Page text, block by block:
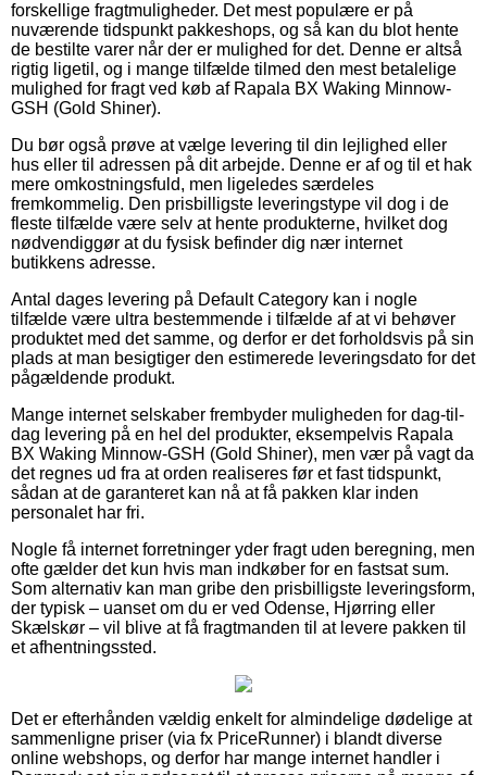
forskellige fragtmuligheder. Det mest populære er på
nuværende tidspunkt pakkeshops, og så kan du blot hente
de bestilte varer når der er mulighed for det. Denne er altså
rigtig ligetil, og i mange tilfælde tilmed den mest betalelige
mulighed for fragt ved køb af Rapala BX Waking Minnow-
GSH (Gold Shiner).
Du bør også prøve at vælge levering til din lejlighed eller
hus eller til adressen på dit arbejde. Denne er af og til et hak
mere omkostningsfuld, men ligeledes særdeles
fremkommelig. Den prisbilligste leveringstype vil dog i de
fleste tilfælde være selv at hente produkterne, hvilket dog
nødvendiggør at du fysisk befinder dig nær internet
butikkens adresse.
Antal dages levering på Default Category kan i nogle
tilfælde være ultra bestemmende i tilfælde af at vi behøver
produktet med det samme, og derfor er det forholdsvis på sin
plads at man besigtiger den estimerede leveringsdato for det
pågældende produkt.
Mange internet selskaber frembyder muligheden for dag-til-
dag levering på en hel del produkter, eksempelvis Rapala
BX Waking Minnow-GSH (Gold Shiner), men vær på vagt da
det regnes ud fra at orden realiseres før et fast tidspunkt,
sådan at de garanteret kan nå at få pakken klar inden
personalet har fri.
Nogle få internet forretninger yder fragt uden beregning, men
ofte gælder det kun hvis man indkøber for en fastsat sum.
Som alternativ kan man gribe den prisbilligste leveringsform,
der typisk – uanset om du er ved Odense, Hjørring eller
Skælskør – vil blive at få fragtmanden til at levere pakken til
et afhentningssted.
Det er efterhånden vældig enkelt for almindelige dødelige at
sammenligne priser (via fx PriceRunner) i blandt diverse
online webshops, og derfor har mange internet handler i